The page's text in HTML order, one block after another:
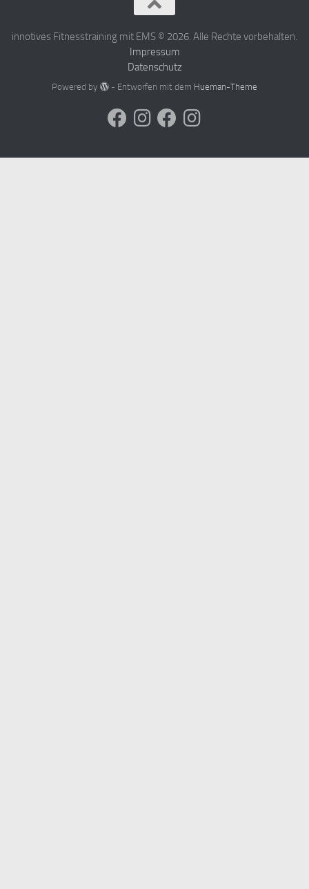
innotives Fitnesstraining mit EMS © 2026. Alle Rechte vorbehalten.
Impressum
Datenschutz
Powered by - Entworfen mit dem Hueman-Theme